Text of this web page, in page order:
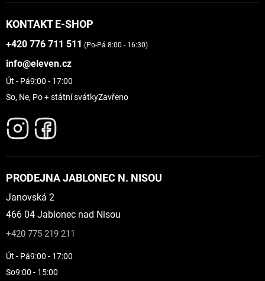
KONTAKT E-SHOP
+420 776 711 511 (Po-Pá 8:00 - 16:30)
info@eleven.cz
Út - Pá9:00 - 17:00
So, Ne, Po + státní svátkyZavřeno
PRODEJNA JABLONEC N. NISOU
Janovská 2
466 04 Jablonec nad Nisou
+420 775 219 211
Út - Pá9:00 - 17:00
So9:00 - 15:00